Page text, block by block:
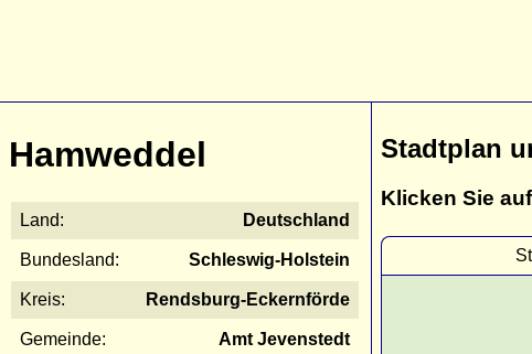
Hamweddel
Land: Deutschland
Bundesland: Schleswig-Holstein
Kreis: Rendsburg-Eckernförde
Gemeinde: Amt Jevenstedt
Stadtplan
Klicken Sie